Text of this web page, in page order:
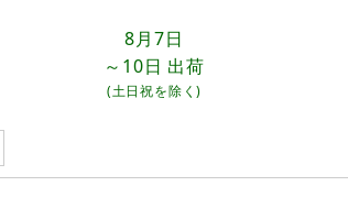
8月7日
～10日 出荷
(土日祝を除く)